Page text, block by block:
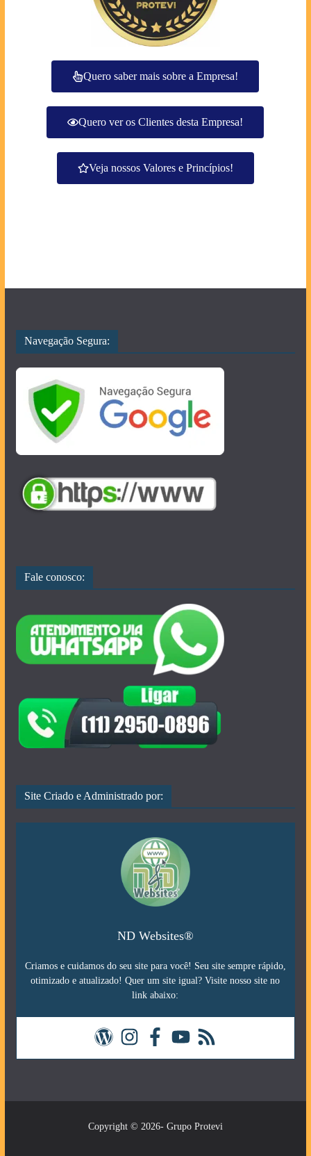
Quero saber mais sobre a Empresa!
Quero ver os Clientes desta Empresa!
Veja nossos Valores e Princípios!
Navegação Segura:
Fale conosco:
Site Criado e Administrado por:
ND Websites®
Criamos e cuidamos do seu site para você! Seu site sempre rápido,
otimizado e atualizado! Quer um site igual? Visite nosso site no
link abaixo:
Copyright © 2026- Grupo Protevi